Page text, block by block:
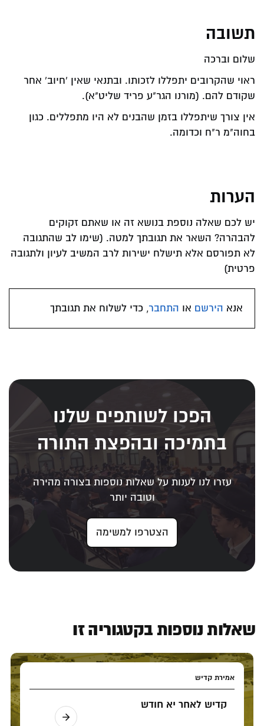
תשובה
שלום וברכה
ראוי שהקרובים יתפללו לזכותו. ובתנאי שאין 'חיוב' אחר
שקודם להם. (מורנו הגר"ע פריד שליט"א).
אין צורך שיתפללו בזמן שהבנים לא היו מתפללים. כגון
בחוה"מ ר"ח וכדומה.
הערות
יש לכם שאלה נוספת בנושא זה או שאתם זקוקים
להבהרה? השאר את תגובתך למטה. (שימו לב שהתגובה
לא תפורסם אלא תישלח ישירות לרב המשיב לעיון ולתגובה
פרטית)
אנא הירשם או התחבר, כדי לשלוח את תגובתך
הפכו לשותפים שלנו
בתמיכה ובהפצת התורה
עזרו לנו לענות על שאלות נוספות בצורה מהירה
וטובה יותר
הצטרפו למשימה
שאלות נוספות בקטגוריה זו
אמירת קדיש
קדיש לאחר יא חודש